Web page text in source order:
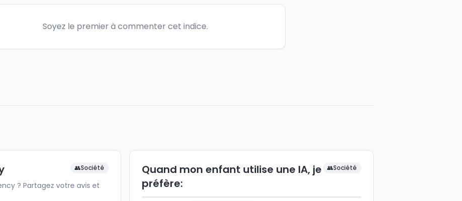
Soyez le premier à commenter cet indice.
👥Société
? Partagez votre avis et
Quand mon enfant utilise une IA, je
préfère:
👥Société